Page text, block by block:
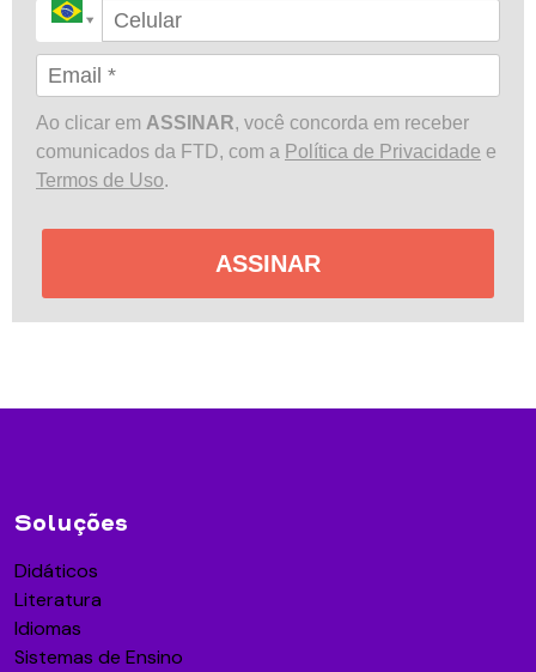
Ao clicar em ASSINAR, você concorda em receber
comunicados da FTD, com a Política de Privacidade e
Termos de Uso.
ASSINAR
Soluções
Didáticos
Literatura
Idiomas
Sistemas de Ensino